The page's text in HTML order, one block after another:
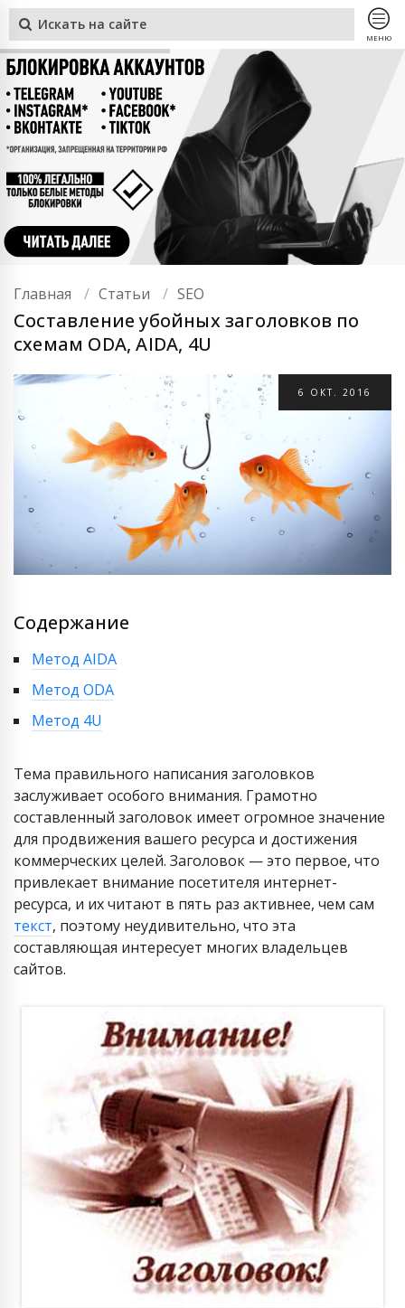
МЕНЮ
Главная Статьи SEO
Составление убойных заголовков по
схемам ODA, AIDA, 4U
6 ОКТ. 2016
Содержание
Метод AIDA
Метод ODA
Метод 4U
Тема правильного написания заголовков
заслуживает особого внимания. Грамотно
составленный заголовок имеет огромное значение
для продвижения вашего ресурса и достижения
коммерческих целей. Заголовок — это первое, что
привлекает внимание посетителя интернет-
ресурса, и их читают в пять раз активнее, чем сам
текст, поэтому неудивительно, что эта
составляющая интересует многих владельцев
сайтов.